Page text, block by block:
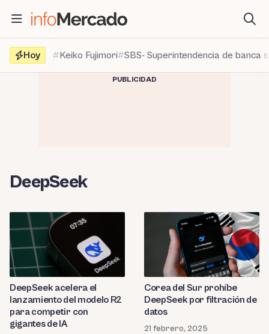
contenido
Hoy
Keiko Fujimori SBS- Superintendencia de banca
PUBLICIDAD
DeepSeek
DeepSeek acelera el
lanzamiento del modelo R2
para competir con
gigantes de IA
Corea del Sur prohíbe
DeepSeek por filtración de
datos
21 febrero, 2025